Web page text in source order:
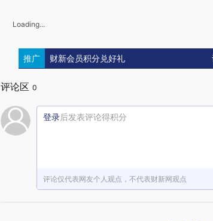
Loading...
推广 财新会员积分兑好礼
评论区 0
登录后发表评论得积分
评论仅代表网友个人观点，不代表财新网观点